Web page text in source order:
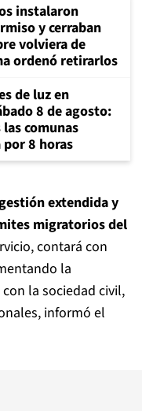
instalaron
y cerraban
volviera de
ordenó retirarlos
de luz en
8 de agosto:
comunas
8 horas
extendida y
migratorios del
contará con
la
la sociedad civil,
informó el